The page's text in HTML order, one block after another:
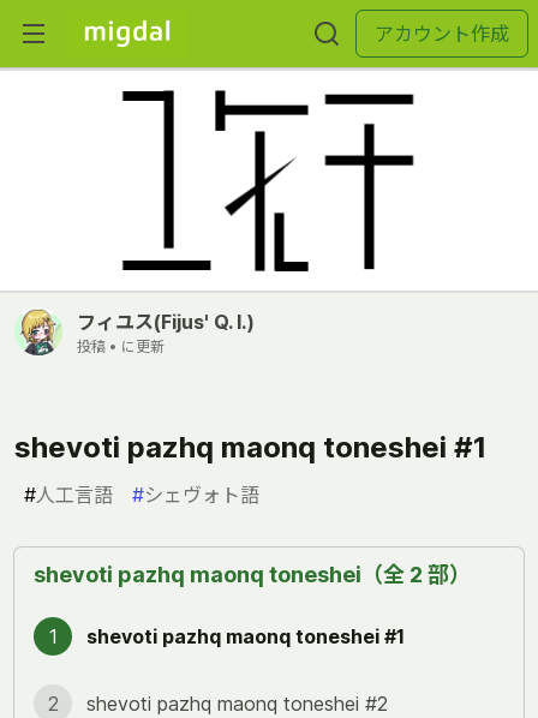
アカウント作成
フィユス(Fijus' Q. I.)
投稿 • に更新
shevoti pazhq maonq toneshei #1
#人工言語 #シェヴォト語
shevoti pazhq maonq toneshei（全 2 部）
1 shevoti pazhq maonq toneshei #1
2 shevoti pazhq maonq toneshei #2